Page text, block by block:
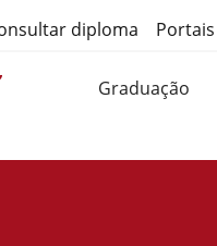
diploma
Graduação